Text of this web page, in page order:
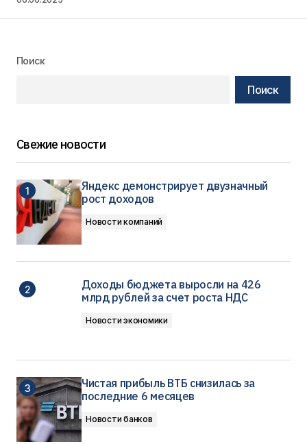
Поиск
Поиск
Свежие новости
Яндекс демонстрирует двузначный
рост доходов
Новости компаний
Доходы бюджета выросли на 426
млрд рублей за счет роста НДС
Новости экономики
Чистая прибыль ВТБ снизилась за
последние 6 месяцев
Новости банков